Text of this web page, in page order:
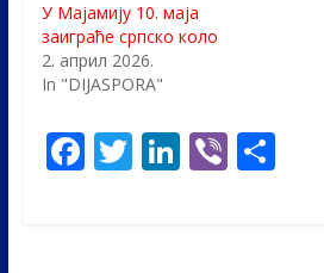
У Мајамију 10. маја
заиграће српско коло
2. април 2026.
In "DIJASPORA"
F T Li Vi S